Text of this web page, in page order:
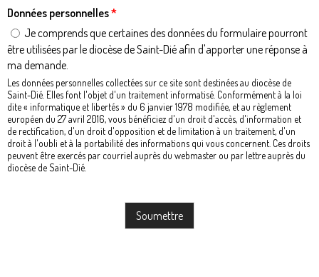
Données personnelles*
Je comprends que certaines des données du formulaire pourront
être utilisées par le diocèse de Saint-Dié afin d'apporter une réponse à
ma demande.
Les données personnelles collectées sur ce site sont destinées au diocèse de
Saint-Dié. Elles font l'objet d'un traitement informatisé. Conformément à la loi
dite « informatique et libertés » du 6 janvier 1978 modifiée, et au règlement
européen du 27 avril 2016, vous bénéficiez d'un droit d'accès, d'information et
de rectification, d'un droit d'opposition et de limitation à un traitement, d'un
droit à l'oubli et à la portabilité des informations qui vous concernent. Ces droits
peuvent être exercés par courriel auprès du webmaster ou par lettre auprès du
diocèse de Saint-Dié.